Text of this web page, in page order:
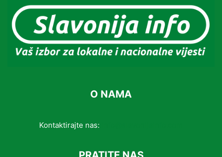
O NAMA
Kontaktirajte nas: